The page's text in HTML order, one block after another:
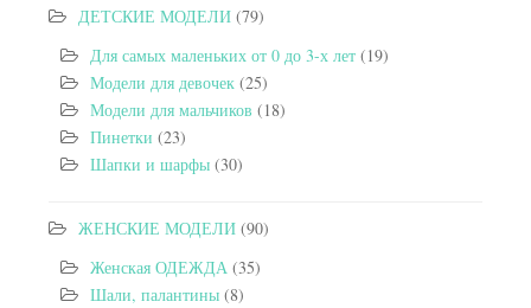
ДЕТСКИЕ МОДЕЛИ (79)
Для самых маленьких от 0 до 3-х лет (19)
Модели для девочек (25)
Модели для мальчиков (18)
Пинетки (23)
Шапки и шарфы (30)
ЖЕНСКИЕ МОДЕЛИ (90)
Женская ОДЕЖДА (35)
Шали, палантины (8)